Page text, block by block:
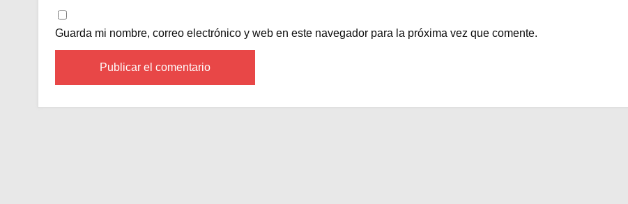
Guarda mi nombre, correo electrónico y web en este navegador para la próxima vez que comente.